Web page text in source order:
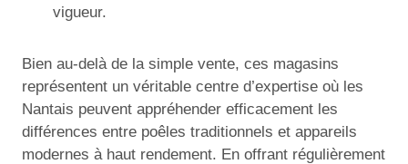
vigueur.
Bien au-delà de la simple vente, ces magasins
représentent un véritable centre d’expertise où les
Nantais peuvent appréhender efficacement les
différences entre poêles traditionnels et appareils
modernes à haut rendement. En offrant régulièrement